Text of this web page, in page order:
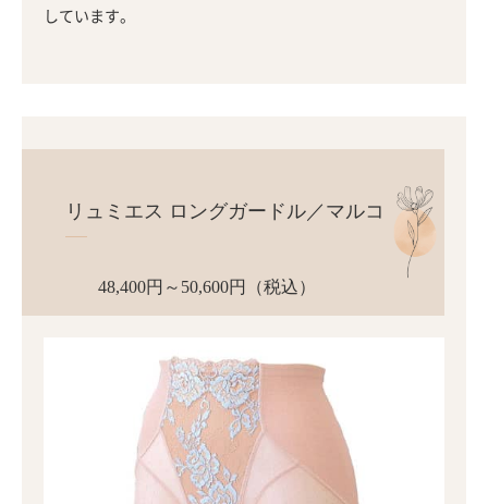
しています。
リュミエス ロングガードル ／マルコ
48,400円～50,600円（税込）